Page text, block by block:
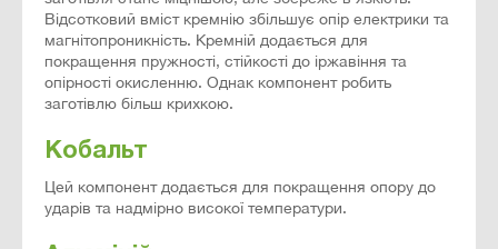
Відсотковий вміст кремнію збільшує опір електрики та
магнітопроникність. Кремній додається для
покращення пружності, стійкості до іржавіння та
опірності окисленню. Однак компонент робить
заготівлю більш крихкою.
Кобальт
Цей компонент додається для покращення опору до
ударів та надмірно високої температури.